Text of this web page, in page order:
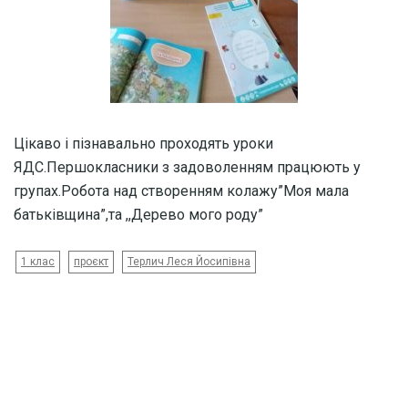
Цікаво і пізнавально проходять уроки
ЯДС.Першокласники з задоволенням працюють у
групах.Робота над створенням колажу”Моя мала
батьківщина”,та ,,Дерево мого роду”
1 клас проєкт Терлич Леся Йосипівна